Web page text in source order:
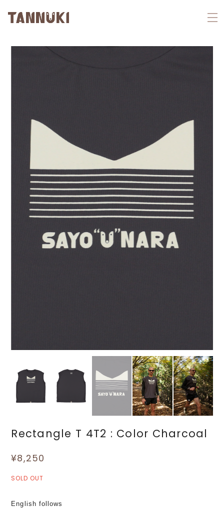
Rectangle T 4T2 : Color Charcoal
¥8,250
SOLD OUT
English follows